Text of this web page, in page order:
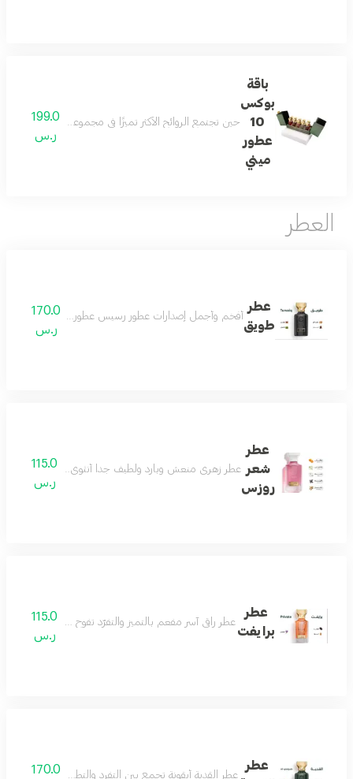
باقة
بوكس
10
عطور
ميني
حين تجتمع الروائح الأكثر تميزًا في مجموعة واحدة تكون النتيجة تجربة عطرية لا تشبه غيرها تضم هذه التشكيلة 10 عطور 15 مل مختارة بعناية تتنقل بين النفحات الشرقية والزهرية
199.0
ر.س
العطر
عطر
طويق
أفخم وأجمل إصدارات عطور رسيس عطور النيش الفاخرة
170.0
ر.س
عطر
شعر
روزس
عطر زهري منعش وبارد ولطيف جداً أنثوي بامتياز عطر
115.0
ر.س
عطر
برايفت
عطر راقي آسر مفعم بالتميز والتفرّد تفوح منه رائحة
115.0
ر.س
عطر
عطر القدية أيقونة تجمع بين التفرد والتطور والجمال
170.0